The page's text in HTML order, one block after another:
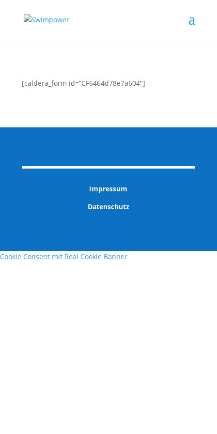
[caldera_form id=“CF6464d78e7a604″]
Impressum
Datenschutz
Cookie Consent mit Real Cookie Banner